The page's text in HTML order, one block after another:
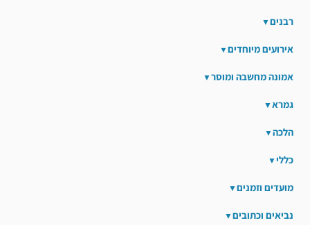
רבנים
אירועים מיוחדים
אמונה מחשבה ומוסר
גמרא
הלכה
כללי
מועדים וזמנים
נביאים וכתובים